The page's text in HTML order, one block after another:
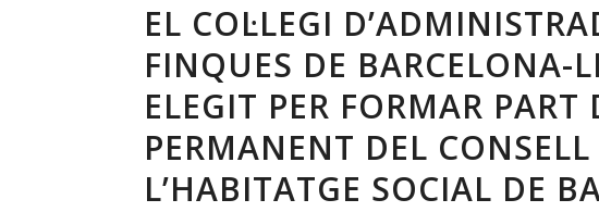
EL COL·LEGI
FINQUES DE BARCELONA-
ELEGIT PER FORMAR PART
PERMANENT DEL CONSELL
L’HABITATGE SOCIAL DE